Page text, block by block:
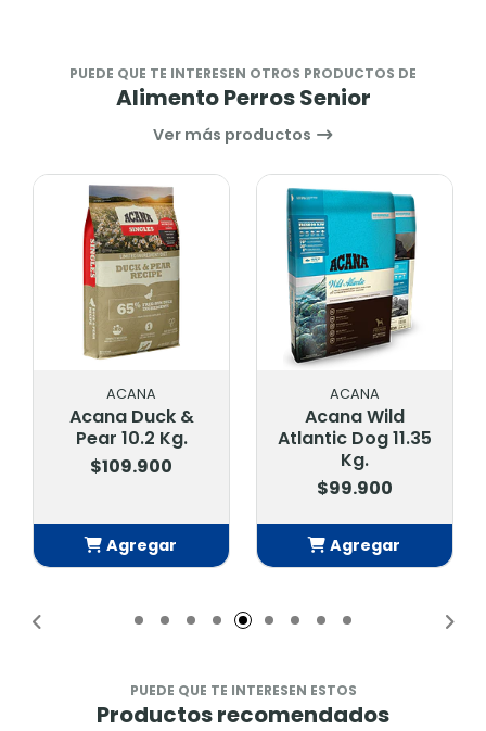
PUEDE QUE TE INTERESEN OTROS PRODUCTOS DE
Alimento Perros Senior
Ver más productos
Acana Wild
Atlantic Dog 11.35
PUEDE QUE TE INTERESEN ESTOS
Productos recomendados